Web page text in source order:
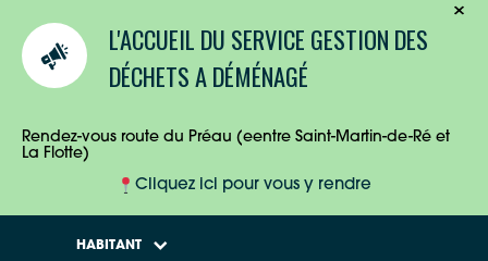
L'ACCUEIL DU SERVICE GESTION DES
DÉCHETS A DÉMÉNAGÉ
Rendez-vous route du Préau (eentre Saint-Martin-de-Ré et
La Flotte)
Cliquez ici pour vous y rendre
HABITANT
ENTREPRISES